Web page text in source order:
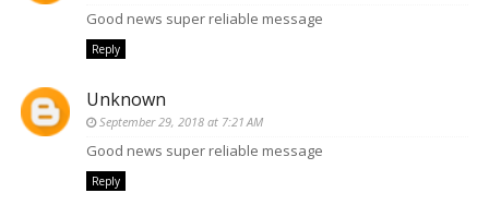
Good news super reliable message
Reply
Unknown
September 29, 2018 at 7:21 AM
Good news super reliable message
Reply